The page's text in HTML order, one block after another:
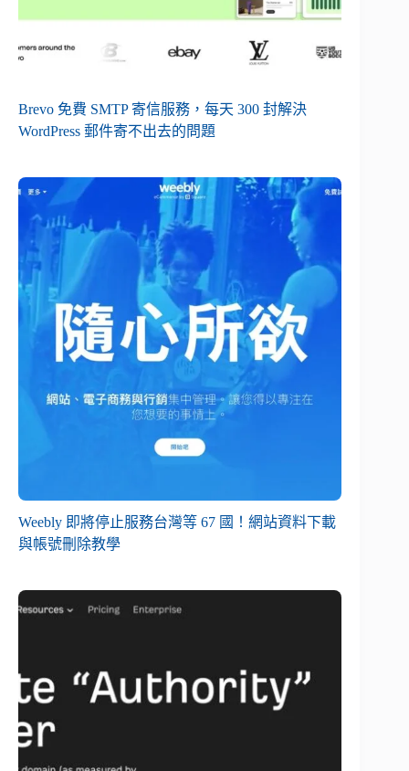
Brevo 免費 SMTP 寄信服務，每天 300 封解決
WordPress 郵件寄不出去的問題
Weebly 即將停止服務台灣等 67 國！網站資料下載
與帳號刪除教學